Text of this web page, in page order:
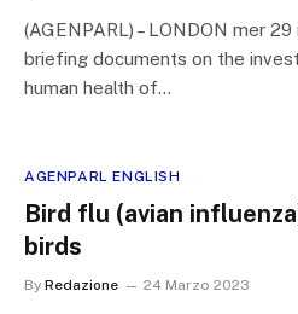
(AGENPARL) – LONDON mer
briefing documents on the
human health of…
AGENPARL ENGLISH
Bird flu (avian
birds
By Redazione 24 Marzo 2023